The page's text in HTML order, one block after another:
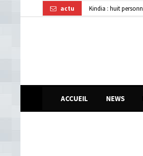
actu Affaire disparition
ACCUEIL NEWS